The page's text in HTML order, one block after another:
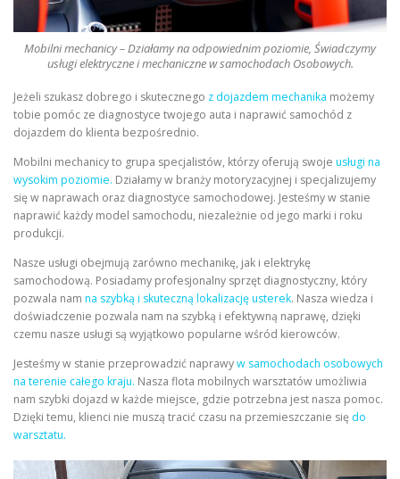
Mobilni mechanicy – Działamy na odpowiednim poziomie, Świadczymy
usługi elektryczne i mechaniczne w samochodach Osobowych.
Jeżeli szukasz dobrego i skutecznego z dojazdem mechanika możemy
tobie pomóc ze diagnostyce twojego auta i naprawić samochód z
dojazdem do klienta bezpośrednio.
Mobilni mechanicy to grupa specjalistów, którzy oferują swoje usługi na
wysokim poziomie. Działamy w branży motoryzacyjnej i specjalizujemy
się w naprawach oraz diagnostyce samochodowej. Jesteśmy w stanie
naprawić każdy model samochodu, niezależnie od jego marki i roku
produkcji.
Nasze usługi obejmują zarówno mechanikę, jak i elektrykę
samochodową. Posiadamy profesjonalny sprzęt diagnostyczny, który
pozwala nam na szybką i skuteczną lokalizację usterek. Nasza wiedza i
doświadczenie pozwala nam na szybką i efektywną naprawę, dzięki
czemu nasze usługi są wyjątkowo popularne wśród kierowców.
Jesteśmy w stanie przeprowadzić naprawyw samochodach osobowych
na terenie całego kraju. Nasza flota mobilnych warsztatów umożliwia
nam szybki dojazd w każde miejsce, gdzie potrzebna jest nasza pomoc.
Dzięki temu, klienci nie muszą tracić czasu na przemieszczanie się do
warsztatu.